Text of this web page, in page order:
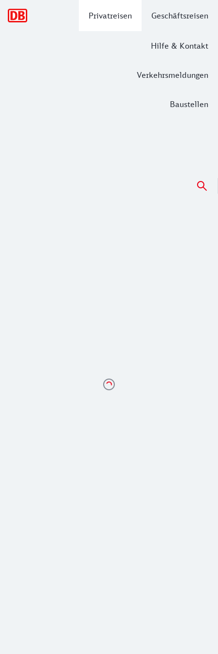
Privatreisen Geschäftsreisen
Hilfe & Kontakt
Verkehrsmeldungen
Baustellen